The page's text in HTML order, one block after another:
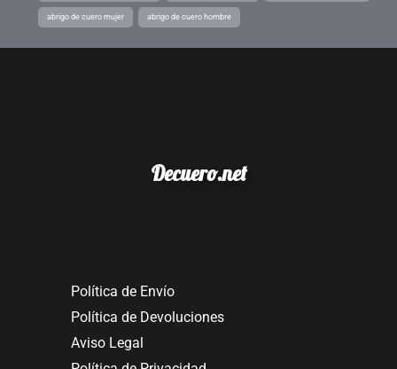
abrigo de cuero mujer abrigo de cuero hombre
Decuero.net
Política de Envío
Política de Devoluciones
Aviso Legal